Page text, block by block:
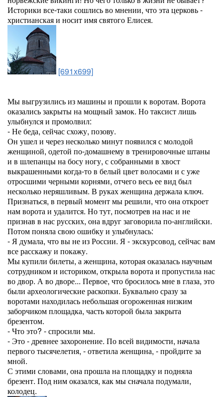
Историки все-таки сошлись во мнении, что эта церковь -
христианская и носит имя святого Елисея.
[691x699]
Мы выгрузились из машины и прошли к воротам. Ворота
оказались закрыты на мощный замок. Но таксист лишь
улыбнулся и промолвил:
- Не беда, сейчас схожу, позову.
Он ушел и через несколько минут появился с молодой
женщиной, одетой по-домашнему в тренировочные штаны
и в шлепанцы на босу ногу, с собранными в хвост
выкрашенными когда-то в белый цвет волосами и с уже
отросшими черными корнями, отчего весь ее вид был
несколько неряшливым. В руках женщина держала ключ.
Признаться, в первый момент мы решили, что она откроет
нам ворота и удалится. Но тут, посмотрев на нас и не
признав в нас русских, она вдруг заговорила по-английски.
Потом поняла свою ошибку и улыбнулась:
- Я думала, что вы не из России. Я - экскурсовод, сейчас вам
все расскажу и покажу.
Мы купили билеты, а женщина, которая оказалась научным
сотрудником и историком, открыла ворота и пропустила нас
во двор. А во дворе... Первое, что бросилось мне в глаза, это
были археологические раскопки. Буквально сразу за
воротами находилась небольшая огороженная низким
заборчиком площадка, часть которой была закрыта
брезентом.
- Что это? - спросили мы.
- Это - древнее захоронение. По всей видимости, начала
первого тысячелетия, - ответила женщина, - пройдите за
мной.
С этими словами, она прошла на площадку и подняла
брезент. Под ним оказался, как мы сначала подумали,
колодец.